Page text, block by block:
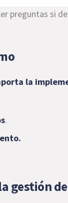
preguntas si
la
.
gestión